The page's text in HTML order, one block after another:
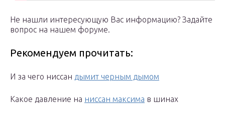
Не нашли интересующую Вас информацию? Задайте
вопрос на нашем форуме.
Рекомендуем прочитать:
И за чего ниссан дымит черным дымом
Какое давление на ниссан максима в шинах